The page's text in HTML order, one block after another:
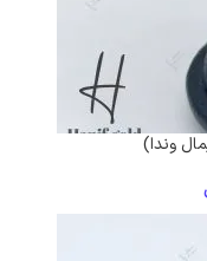
وندا)